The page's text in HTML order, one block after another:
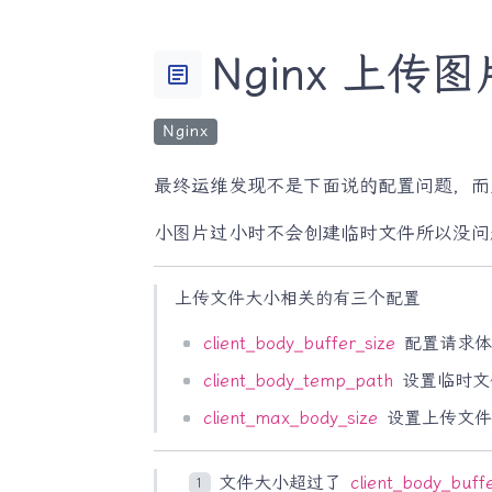
article Nginx 上传
Nginx
最终运维发现不是下面说的配置问题，
小图片过小时不会创建临时文件所以没
上传文件大小相关的有三个配置
client_body_buffer_size 配置请求
client_body_temp_path 设置临时
client_max_body_size 设置上传文
文件大小超过了